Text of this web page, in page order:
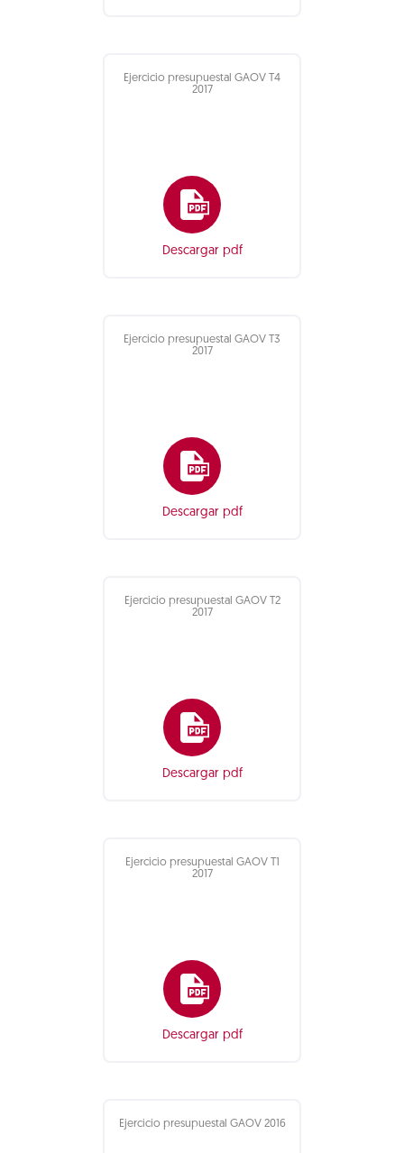
Ejercicio presupuestal GAOV T4
2017
Descargar pdf
Ejercicio presupuestal GAOV T3
2017
Descargar pdf
Ejercicio presupuestal GAOV T2
2017
Descargar pdf
Ejercicio presupuestal GAOV T1
2017
Descargar pdf
Ejercicio presupuestal GAOV 2016